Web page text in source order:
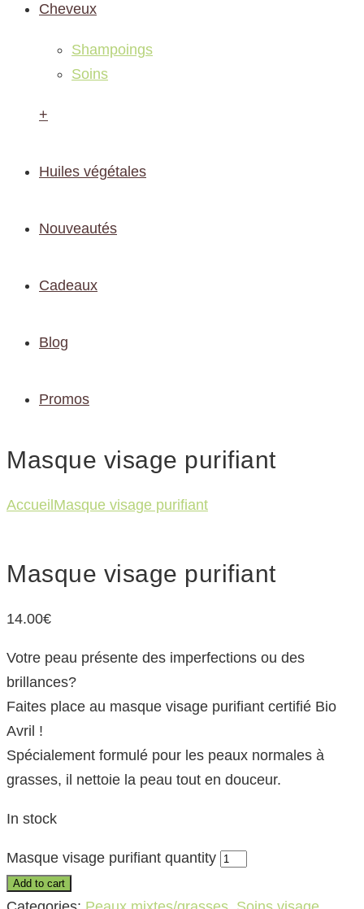
Cheveux
Shampoings
Soins
+
Huiles végétales
Nouveautés
Cadeaux
Blog
Promos
Masque visage purifiant
AccueilMasque visage purifiant
Masque visage purifiant
14.00€
Votre peau présente des imperfections ou des
brillances?
Faites place au masque visage purifiant certifié Bio
Avril !
Spécialement formulé pour les peaux normales à
grasses, il nettoie la peau tout en douceur.
In stock
Masque visage purifiant quantity
Add to cart